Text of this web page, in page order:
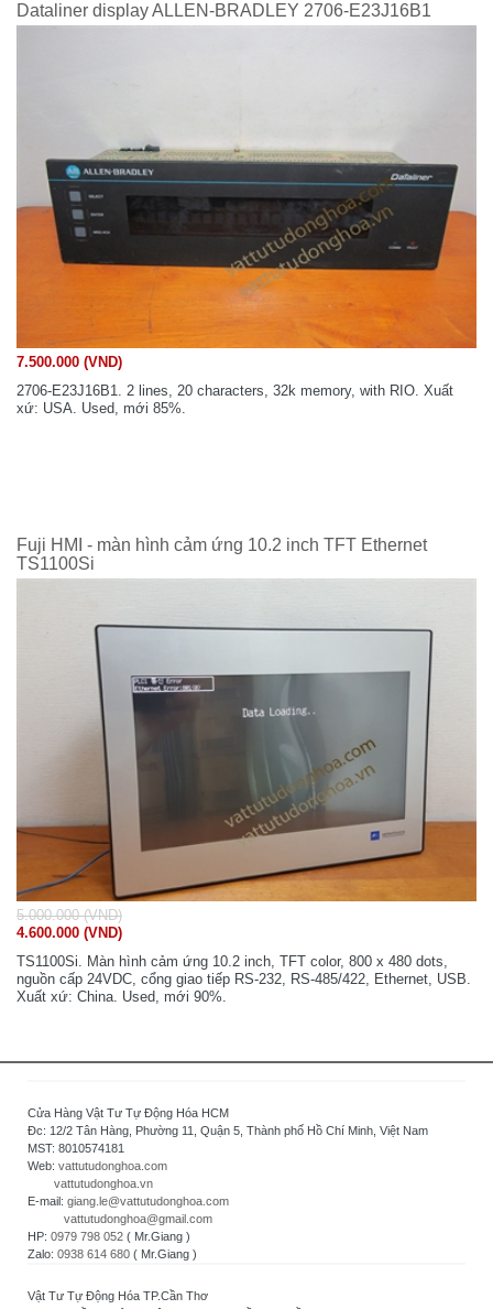
Dataliner display ALLEN-BRADLEY 2706-E23J16B1
7.500.000 (VND)
2706-E23J16B1. 2 lines, 20 characters, 32k memory, with RIO. Xuất
xứ: USA. Used, mới 85%.
Fuji HMI - màn hình cảm ứng 10.2 inch TFT Ethernet
TS1100Si
5.000.000 (VND)
4.600.000 (VND)
TS1100Si. Màn hình cảm ứng 10.2 inch, TFT color, 800 x 480 dots,
nguồn cấp 24VDC, cổng giao tiếp RS-232, RS-485/422, Ethernet, USB.
Xuất xứ: China. Used, mới 90%.
Cửa Hàng Vật Tư Tự Động Hóa HCM
Đc: 12/2 Tân Hàng, Phường 11, Quận 5, Thành phố Hồ Chí Minh, Việt Nam
MST: 8010574181
Web: vattutudonghoa.com
vattutudonghoa.vn
E-mail: giang.le@vattutudonghoa.com
vattutudonghoa@gmail.com
HP: 0979 798 052 ( Mr.Giang )
Zalo: 0938 614 680 ( Mr.Giang )
Vật Tư Tự Động Hóa TP.Cần Thơ